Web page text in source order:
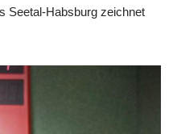
Seetal-Habsburg zeichnet